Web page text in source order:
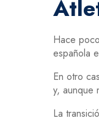
Hace
española
En otro
y, aunque
La